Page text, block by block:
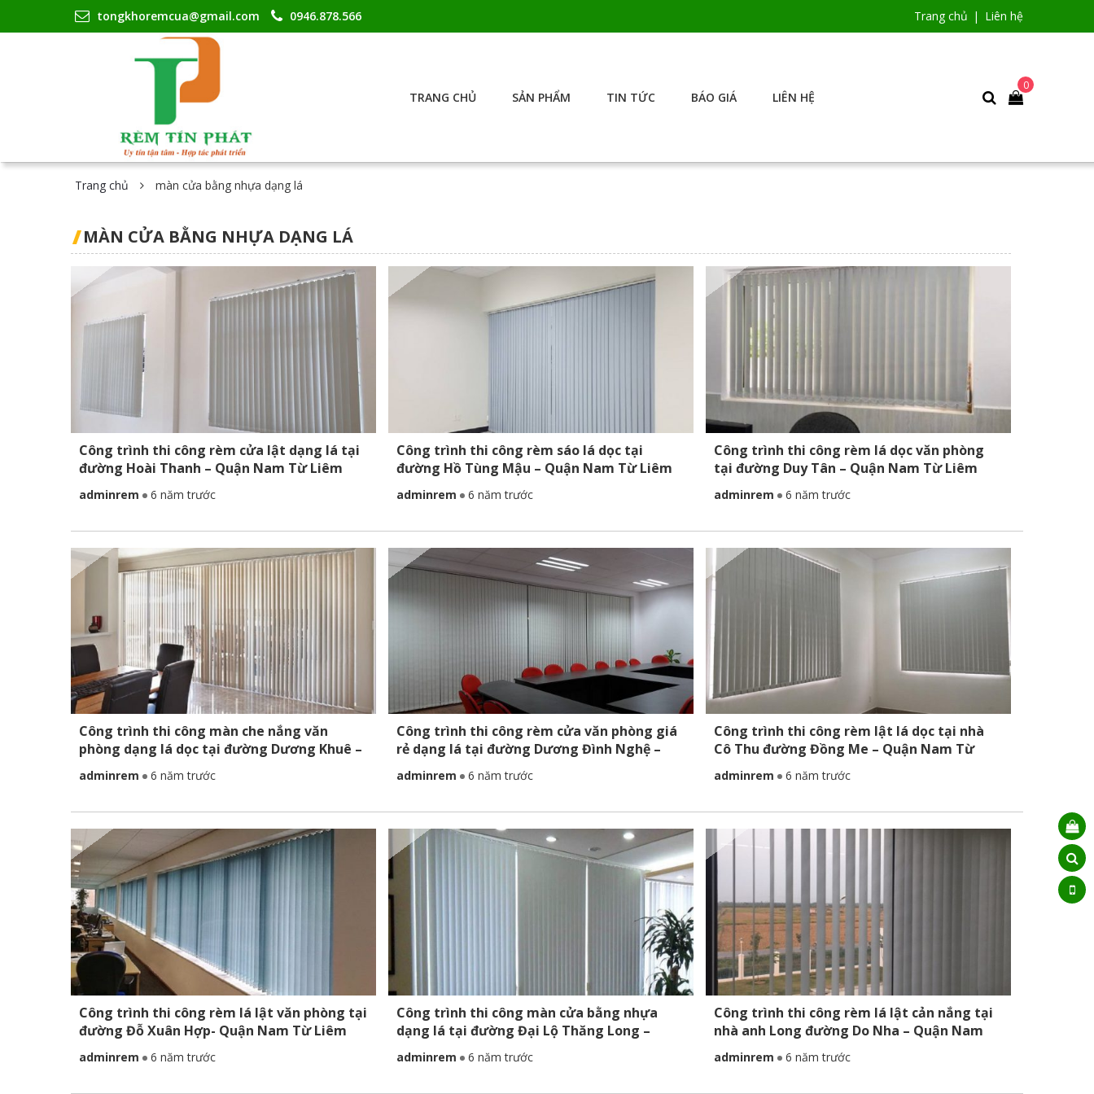
tongkhoremcua@gmail.com 0946.878.566 Trang chủ Liên hệ
TRANG CHỦ SẢN PHẨM TIN TỨC BÁO GIÁ LIÊN HỆ
0
Trang chủ màn cửa bằng nhựa dạng lá
MÀN CỬA BẰNG NHỰA DẠNG LÁ
Công trình thi công rèm cửa lật dạng lá tại
đường Hoài Thanh – Quận Nam Từ Liêm
adminrem 6 năm trước
Công trình thi công rèm sáo lá dọc tại
đường Hồ Tùng Mậu – Quận Nam Từ Liêm
adminrem 6 năm trước
Công trình thi công rèm lá dọc văn phòng
tại đường Duy Tân – Quận Nam Từ Liêm
adminrem 6 năm trước
Công trình thi công màn che nắng văn
phòng dạng lá dọc tại đường Dương Khuê –
Quận Nam Từ Liêm
adminrem 6 năm trước
Công trình thi công rèm cửa văn phòng giá
rẻ dạng lá tại đường Dương Đình Nghệ –
Quận Nam Từ Liêm
adminrem 6 năm trước
Công trình thi công rèm lật lá dọc tại nhà
Cô Thu đường Đồng Me – Quận Nam Từ
liêm
adminrem 6 năm trước
Công trình thi công rèm lá lật văn phòng tại
đường Đỗ Xuân Hợp- Quận Nam Từ Liêm
adminrem 6 năm trước
Công trình thi công màn cửa bằng nhựa
dạng lá tại đường Đại Lộ Thăng Long –
Quận Nam Từ Liêm
adminrem 6 năm trước
Công trình thi công rèm lá lật cản nắng tại
nhà anh Long đường Do Nha – Quận Nam
Từ Liêm
adminrem 6 năm trước